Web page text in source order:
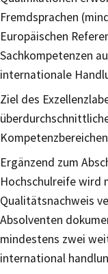
Fremdsprachen
Europäischen
Sachkompetenzen
internationale
Ziel des
Ergänzend zum
Hochschulreife wird
Qualitätsnachweis
Absolventen
mindestens zwei
international